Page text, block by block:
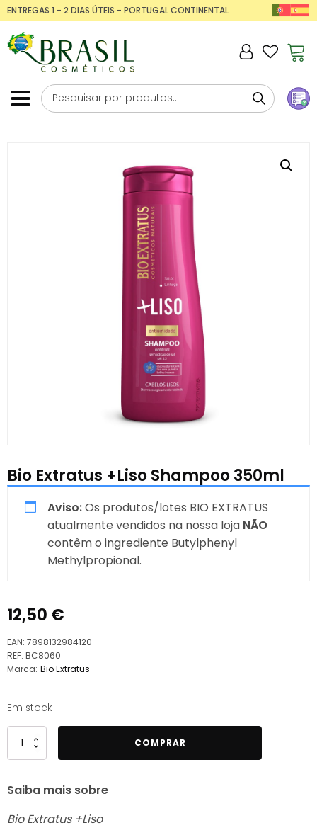
ENTREGAS 1 - 2 DIAS ÚTEIS - PORTUGAL CONTINENTAL
Bio Extratus +Liso Shampoo 350ml
Aviso:Os produtos/lotes BIO EXTRATUS
atualmente vendidos na nossa loja NÃO
contêm o ingrediente Butylphenyl
Methylpropional.
12,50 €
EAN: 7898132984120
REF: BC8060
Marca: Bio Extratus
Em stock
Quantidade
de
Extratus
Shampoo
COMPRAR
Saiba mais sobre
Bio Extratus +Liso